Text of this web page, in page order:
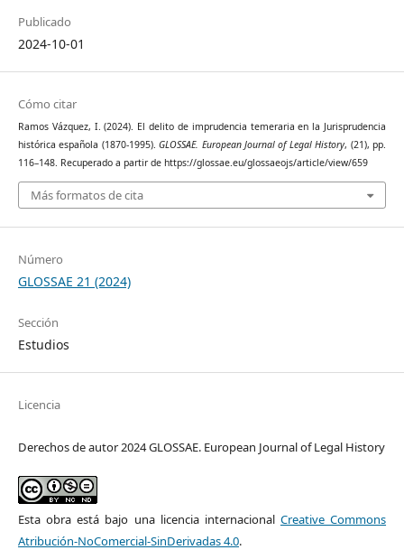
Publicado
2024-10-01
Cómo citar
Ramos Vázquez, I. (2024). El delito de imprudencia temeraria en la Jurisprudencia
histórica española (1870-1995).GLOSSAE. European Journal of Legal History, (21), pp.
116–148. Recuperado a partir de https://glossae.eu/glossaeojs/article/view/659
Más formatos de cita
Número
GLOSSAE 21 (2024)
Sección
Estudios
Licencia
Derechos de autor 2024 GLOSSAE. European Journal of Legal History
Esta obra está bajo una licencia internacional Creative Commons
Atribución-NoComercial-SinDerivadas 4.0.